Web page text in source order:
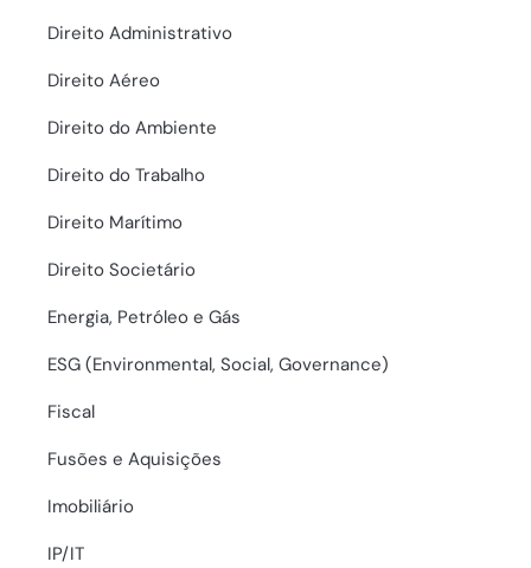
Direito Administrativo
Direito Aéreo
Direito do Ambiente
Direito do Trabalho
Direito Marítimo
Direito Societário
Energia, Petróleo e Gás
ESG (Environmental, Social, Governance)
Fiscal
Fusões e Aquisições
Imobiliário
IP/IT